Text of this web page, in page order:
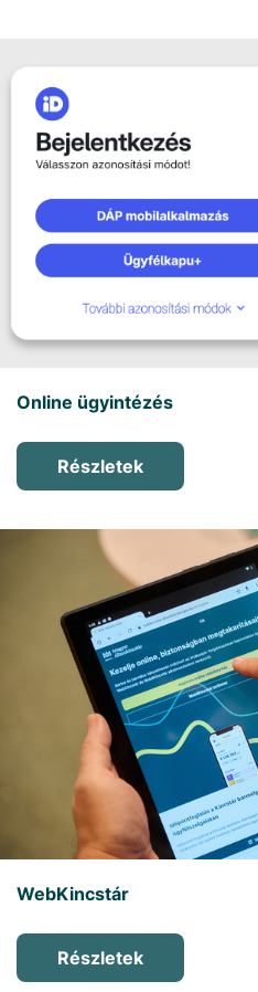
Online ügyintézés
Részletek
WebKincstár
Részletek